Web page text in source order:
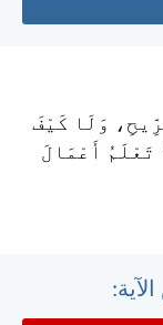
وَلَا كَيْفَ
تَعْلَمُ أَعْمَالَ